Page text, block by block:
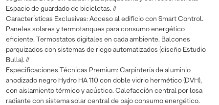
Espacio de guardado de bicicletas. //
Características Exclusivas: Acceso al edificio con Smart Control.
Paneles solares y termotanques para consumo energético
eficiente. Termostatos digitales en cada ambiente. Balcones
parquizados con sistemas de riego automatizados (diseño Estudio
Bulla). //
Especificaciones Técnicas Premium: Carpintería de aluminio
anodizado negro Hydro HA 110 con doble vidrio hermético (DVH),
con aislamiento térmico y acústico. Calefacción central por losa
radiante con sistema solar central de bajo consumo energético.